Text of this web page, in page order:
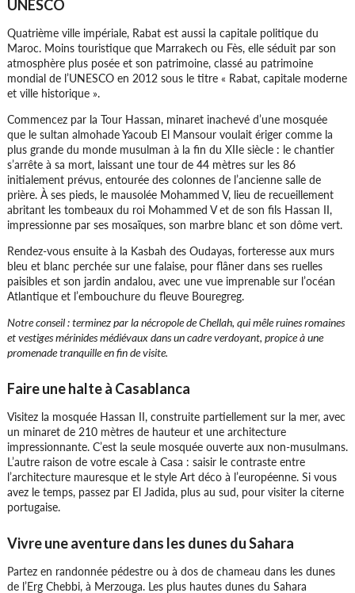
Lieu 11 : Taroudant
Au cœur de la vallée du Souss, dans le sud du
Maroc, Taroudant l’une des plus anciennes
souk artisanal sont les témoins d’une ville
chargée d’histoire
UNESCO
Quatrième ville impériale, Rabat est aussi la capitale politique du
Maroc. Moins touristique que Marrakech ou Fès, elle séduit par son
atmosphère plus posée et son patrimoine, classé au patrimoine
mondial de l’UNESCO en 2012 sous le titre « Rabat, capitale moderne
et ville historique ».
Commencez par la Tour Hassan, minaret inachevé d’une mosquée
que le sultan almohade Yacoub El Mansour voulait ériger comme la
plus grande du monde musulman à la fin du XIIe siècle : le chantier
s’arrête à sa mort, laissant une tour de 44 mètres sur les 86
initialement prévus, entourée des colonnes de l’ancienne salle de
prière. À ses pieds, le mausolée Mohammed V, lieu de recueillement
abritant les tombeaux du roi Mohammed V et de son fils Hassan II,
impressionne par ses mosaïques, son marbre blanc et son dôme vert.
Rendez-vous ensuite à la Kasbah des Oudayas, forteresse aux murs
bleu et blanc perchée sur une falaise, pour flâner dans ses ruelles
paisibles et son jardin andalou, avec une vue imprenable sur l’océan
Atlantique et l’embouchure du fleuve Bouregreg.
Notre conseil : terminez par la nécropole de Chellah, qui mêle ruines romaines
et vestiges mérinides médiévaux dans un cadre verdoyant, propice à une
promenade tranquille en fin de visite.
Faire une halte à Casablanca
Visitez la mosquée Hassan II, construite partiellement sur la mer, avec
un minaret de 210 mètres de hauteur et une architecture
impressionnante. C’est la seule mosquée ouverte aux non-musulmans.
L’autre raison de votre escale à Casa : saisir le contraste entre
l’architecture mauresque et le style Art déco à l’européenne. Si vous
avez le temps, passez par El Jadida, plus au sud, pour visiter la citerne
portugaise.
Vivre une aventure dans les dunes du Sahara
Partez en randonnée pédestre ou à dos de chameau dans les dunes
de l’Erg Chebbi, à Merzouga. Les plus hautes dunes du Sahara